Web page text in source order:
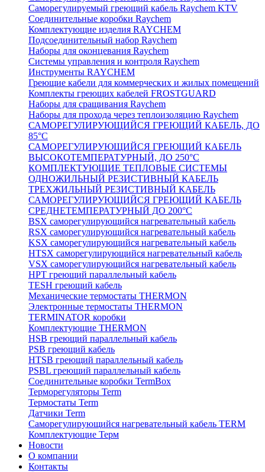
Саморегулируемый греющий кабель Raychem KTV
Соединительные коробки Raychem
Комплектующие изделия RAYCHEM
Подсоединительный набор Raychem
Наборы для оконцевания Raychem
Системы управления и контроля Raychem
Инструменты RAYCHEM
Греющие кабели для коммерческих и жилых помещений
Комплекты греющих кабелей FROSTGUARD
Наборы для сращивания Raychem
Наборы для прохода через теплоизоляцию Raychem
САМОРЕГУЛИРУЮЩИЙСЯ ГРЕЮЩИЙ КАБЕЛЬ, ДО
85°С
САМОРЕГУЛИРУЮЩИЙСЯ ГРЕЮЩИЙ КАБЕЛЬ
ВЫСОКОТЕМПЕРАТУРНЫЙ, ДО 250°С
КОМПЛЕКТУЮЩИЕ ТЕПЛОВЫЕ СИСТЕМЫ
ОДНОЖИЛЬНЫЙ РЕЗИСТИВНЫЙ КАБЕЛЬ
ТРЕХЖИЛЬНЫЙ РЕЗИСТИВНЫЙ КАБЕЛЬ
САМОРЕГУЛИРУЮЩИЙСЯ ГРЕЮЩИЙ КАБЕЛЬ
СРЕДНЕТЕМПЕРАТУРНЫЙ ДО 200°С
BSX саморегулирующийся нагревательный кабель
RSX саморегулирующийся нагревательный кабель
KSX саморегулирующийся нагревательный кабель
HTSX саморегулирующийся нагревательный кабель
VSX саморегулирующийся нагревательный кабель
НРТ греющий параллельный кабель
TESH греющий кабель
Механические термостаты THERMON
Электронные термостаты THERMON
TERMINATOR коробки
Комплектующие THERMON
HSB греющий параллельный кабель
PSB греющий кабель
HTSB греющий параллельный кабель
PSBL греющий параллельный кабель
Соединительные коробки TermBox
Терморегуляторы Term
Термостаты Term
Датчики Term
Саморегулирующийся нагревательный кабель TERM
Комплектующие Терм
Новости
О компании
Контакты